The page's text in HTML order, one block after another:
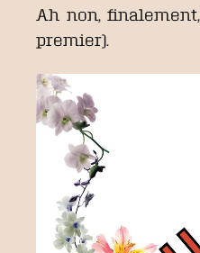
Ah non,
premier).